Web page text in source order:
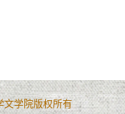
文学院版权所有